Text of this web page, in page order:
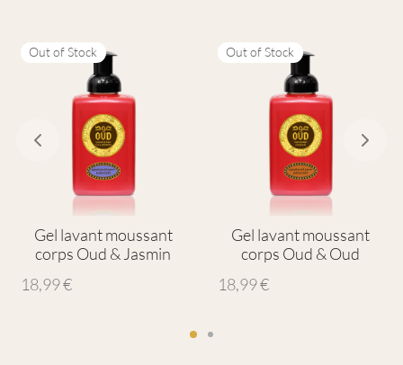
Out of Stock
Gel lavant moussant
corps Oud & Jasmin
18,99€
Out of Stock
Gel lavant moussant
corps Oud & Oud
18,99€